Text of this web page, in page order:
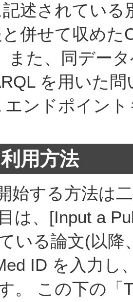
述されている
併せて収めた
また、同デー
を用いた
エンドポイン
用方法
始する方法は
は、[Input a
いる論文(以降
ID を入力し
。 この下の「